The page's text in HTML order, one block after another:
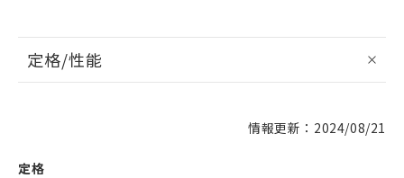
定格/性能
情報更新：2024/08/21
定格